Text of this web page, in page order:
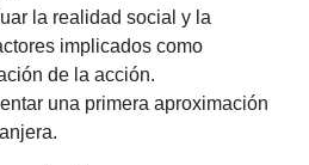
la realidad social y la
implicados como
de la acción.
una primera aproximación